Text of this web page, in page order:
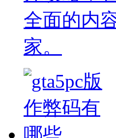
全面的内
家。